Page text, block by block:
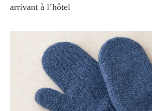
arrivant à l’hôtel